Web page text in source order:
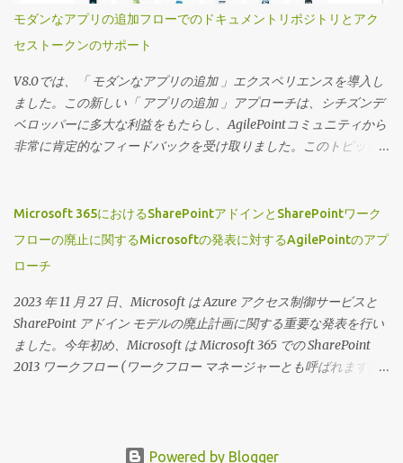
ーをロックダウンしたりする機能を提供できます。 これらのビュ
ーのセキュリティは、ビューを特定のグループに割り当てること
で制御できます。 ページビルダーウィジェットにのみ表示できる
ビューを定義できるため、ページデザイナーでは高度にカスタマ
イズされたプロジェクト固有のランディングページとそれに対応
するワークセンターを作成できます。 それでは、この機能の動作
を見てみましょう。 （動画の音声は英語です）
モダンなアプリの追加フローでのドキュメントリポジトリとアク
セストークンのサポート
V8.0では、「 モダンなアプリの追加 」エクスペリエンスを導入し
ました。この新しい「 アプリの追加 」アプローチは、シチズンデ
ベロッパーに多大な利益をもたらし、AgilePointコミュニティから
非常に肯定的なフィードバックを受け取りました。このトピック
パーコミュニティをサポートするという私たちのコミットメント
を継続し、この機能に2つの新しい拡張機能を導入できることを嬉
アプリの追加 」フローに含めました。 ウィザード主導のエクスペ
リエンスの一部として、ユーザーはドキュメントリポジトリとア
クセストークンの完全なリストにアクセスできるようになり、最
初のアプリケーションの作成時にそれらを定義できます。 デザイ
ナーがかつて行っていたように、アプリの設計中やその後からで
Microsoft 365におけるSharePointアドインとSharePointワーク
フローの廃止に関するMicrosoftの発表に対するAgilePointのアプ
ローチ
2023 年 11 月 27 日、Microsoft は Azure アクセス制御サービスと
SharePoint アドイン モデルの廃止計画に関する重要な発表を行い
ました。今年初め、Microsoft は Microsoft 365 での SharePoint
2013 ワークフロー (ワークフロー マネージャーとも呼ばれます) の
NX SharePoint アドインを使用しているお客様には疑問が残ること
Powered by Blogger